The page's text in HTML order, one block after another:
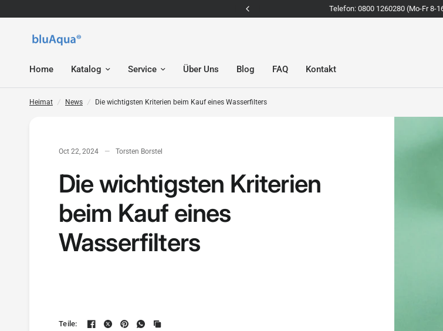
Telefon: 0800 1260280 (Mo-Fr 8-
Home Katalog Service Über Uns Blog FAQ Kontakt
Heimat / News / Die wichtigsten Kriterien beim Kauf eines Wasserfilters
Oct 22, 2024 Torsten Borstel
Die wichtigsten Kriterien
beim Kauf eines
Wasserfilters
Teile: